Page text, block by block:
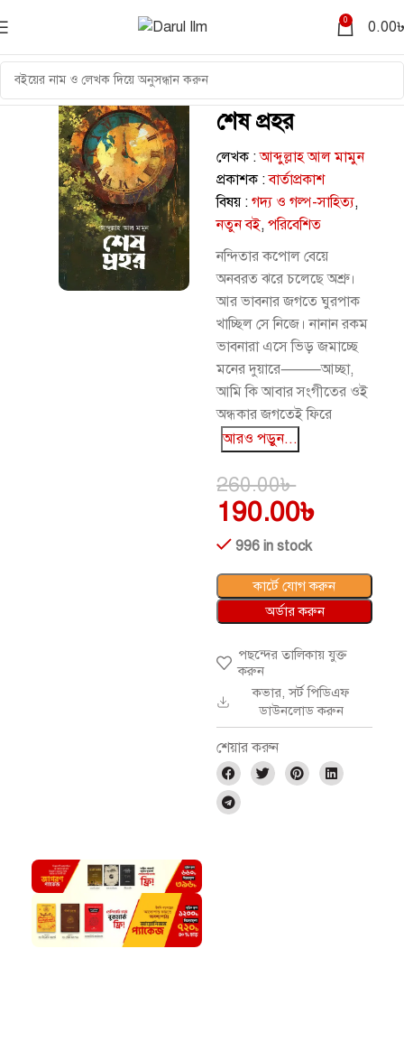
0 0.00
শেষ প্রহর
লেখক :আব্দুল্লাহ আল মামুন
প্রকাশক :বার্তাপ্রকাশ
বিষয় :গদ্য ও গল্প-সাহিত্য,
নতুন বই,পরিবেশিত
নন্দিতার কপোল বেয়ে
অনবরত ঝরে চলেছে অশ্রু।
আর ভাবনার জগতে ঘুরপাক
খাচ্ছিল সে নিজে। নানান রকম
ভাবনারা এসে ভিড় জমাচ্ছে
মনের দুয়ারে⸻আচ্ছা,
আমি কি আবার সংগীতের ওই
অন্ধকার জগতেই ফিরে
আরও পড়ুন...
260.00৳
190.00৳
996 in stock
কার্টে যোগ করুন
অর্ডার করুন
পছন্দের তালিকায় যুক্ত
করুন
কভার, সর্ট পিডিএফ
ডাউনলোড করুন
শেয়ার করুন